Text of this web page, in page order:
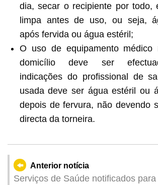
dia, secar o recipiente por todo,
limpa antes de uso, ou seja,
após fervida ou água estéril;
O uso de equipamento médico
domicílio deve ser
indicações do profissional de
usada deve ser água estéril ou
depois de fervura, não devendo
directa da torneira.
Anterior notícia
Serviços de Saúde notificados para